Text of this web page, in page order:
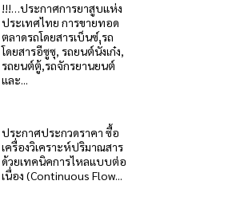
!!!…ประกาศการยาสูบแห่ง
ประเทศไทย การขายทอด
ตลาดรถโดยสารเบ็นซ์,รถ
โดยสารอีซูซุ, รถยนต์นั่งเก๋ง,
รถยนต์ตู้,รถจักรยานยนต์
และ...
ประกาศประกวดราคา ซื้อ
เครื่องวิเคราะห์ปริมาณสาร
ด้วยเทคนิคการไหลแบบต่อ
เนื่อง (Continuous Flow...